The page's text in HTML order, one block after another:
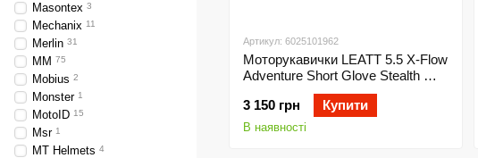
Артикул: 6025101962
Моторукавички LEATT 5.5 X-Flow
Adventure Short Glove Stealth M
3 150 грн
Купити
В наявності
Masontex 3
Mechanix 11
Merlin 31
MM 75
Mobius 2
Monster 1
MotoID 15
Msr 1
MT Helmets 4